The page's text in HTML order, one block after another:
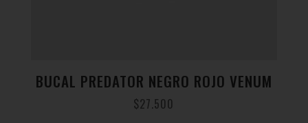
BUCAL PREDATOR NEGRO ROJO VENUM
$27.500